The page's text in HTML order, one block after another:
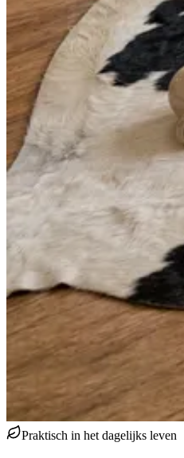
Praktisch in het dagelijks leven